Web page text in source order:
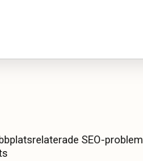
SEO-problem